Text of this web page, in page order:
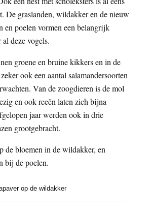
De graslanden, wildakker en de nieuw
en poelen vormen een belangrijk
deze vogels.
groene en bruine kikkers en in de
ook een aantal salamandersoorten
Van de zoogdieren is de mol
en ook reeën laten zich bijna
jaar werden ook in drie
grootgebracht.
de bloemen in de wildakker, en
bij de poelen.
op de wildakker